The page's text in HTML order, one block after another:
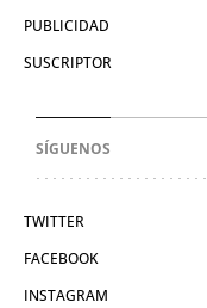
PUBLICIDAD
SUSCRIPTOR
SÍGUENOS
TWITTER
FACEBOOK
INSTAGRAM